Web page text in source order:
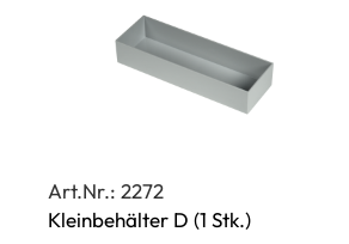
Art.Nr.: 2272
Kleinbehälter D (1 Stk.)